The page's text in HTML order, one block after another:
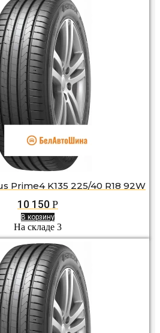
Prime4 K135 225/40 R18 92W
10 150 Р
В корзину
На складе 3